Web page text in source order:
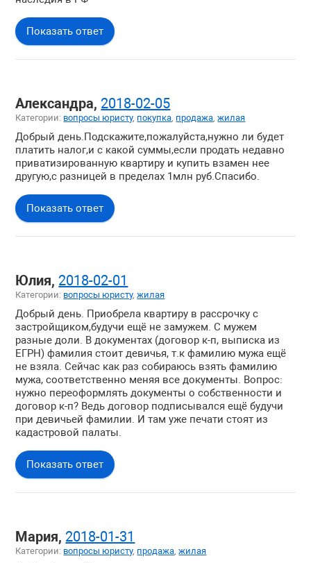
Показать ответ
Александра, 2018-02-05
Категории: вопросы юристу, покупка, продажа,жилая
Добрый день.Подскажите,пожалуйста,нужно ли будет
платить налог,и с какой суммы,если продать недавно
приватизированную квартиру и купить взамен нее
другую,с разницей в пределах 1млн руб.Спасибо.
Показать ответ
Юлия, 2018-02-01
Категории: вопросы юристу,жилая
Добрый день. Приобрела квартиру в рассрочку с
застройщиком,будучи ещё не замужем. С мужем
разные доли. В документах (договор к-п, выписка из
ЕГРН) фамилия стоит девичья, т.к фамилию мужа ещё
не взяла. Сейчас как раз собираюсь взять фамилию
мужа, соответственно меняя все документы. Вопрос:
нужно переоформлять документы о собственности и
договор к-п? Ведь договор подписывался ещё будучи
при девичьей фамилии. И там уже печати стоят из
кадастровой палаты.
Показать ответ
Мария, 2018-01-31
Категории: вопросы юристу, продажа,жилая